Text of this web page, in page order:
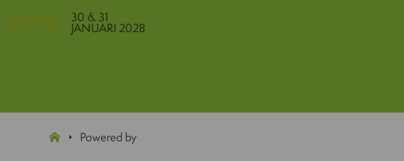
30 & 31
JANUARI 2028
Powered by